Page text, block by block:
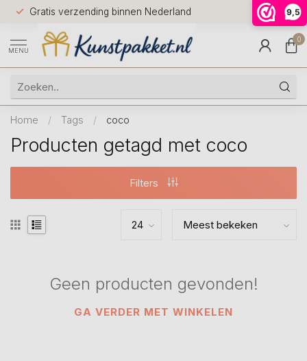
9,5
Gratis verzending binnen Nederland
Voor
huis
9.5
MENU
0
Home / Tags / coco
Producten getagd met coco
Filters
Geen producten gevonden!
GA VERDER MET WINKELEN